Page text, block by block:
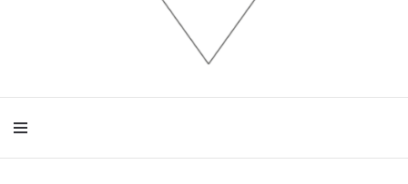
Ferienhaus
Berwang Neunzehn